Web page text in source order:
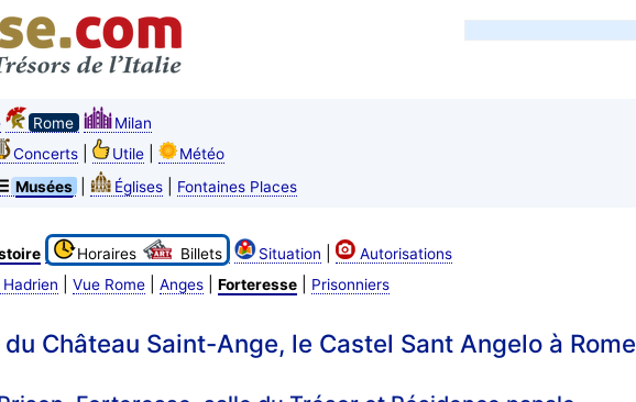
Rome
Milan
Concerts| Utile|
Météo
Musées Églises| Fontaines Places
Horaires Billets Situation
Autorisations
Vue Rome| Anges| Forteresse| Prisonniers
Château Saint-Ange, le Castel Sant Angelo à Rome